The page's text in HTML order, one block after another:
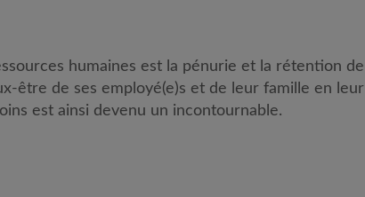
humaines est la pénurie et la rétention de
être de ses employé(e)s et de leur famille en leur
est ainsi devenu un incontournable.